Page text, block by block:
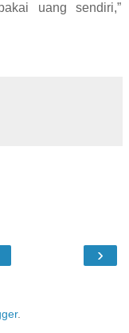
uang sendiri,”
›
.